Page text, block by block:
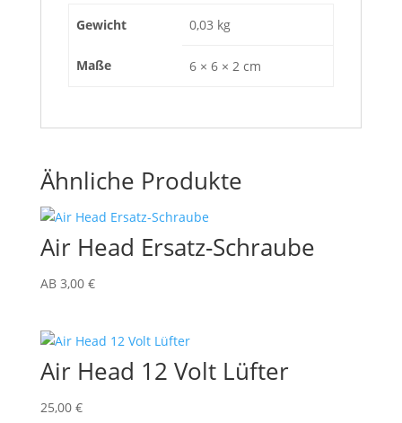
Gewicht 0,03 kg
Maße 6 × 6 × 2 cm
Ähnliche Produkte
Air Head Ersatz-Schraube
AB 3,00 €
Air Head 12 Volt Lüfter
25,00 €